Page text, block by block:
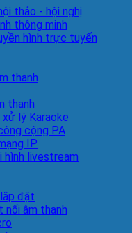
thảo - hội nghị
thông minh
hình trực tuyến
thanh
thanh
lý Karaoke
cộng PA
IP
hình livestream
đặt
nối âm thanh